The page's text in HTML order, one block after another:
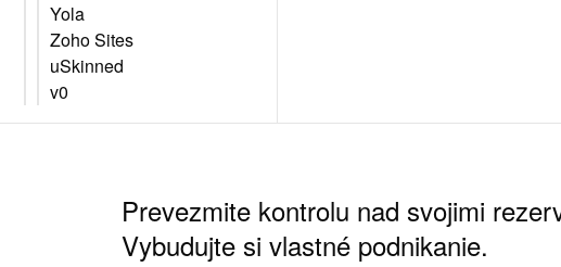
Yola
Zoho Sites
uSkinned
v0
Prevezmite kontrolu nad svojimi
Vybudujte si vlastné podnikanie.